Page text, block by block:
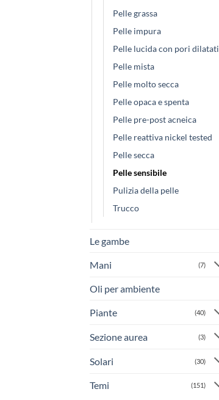
Pelle grassa
Pelle impura
Pelle lucida con pori dilatati
Pelle mista
Pelle molto secca
Pelle opaca e spenta
Pelle pre-post acneica
Pelle reattiva nickel tested
Pelle secca
Pelle sensibile
Pulizia della pelle
Trucco
Le gambe
Mani (7)
Oli per ambiente
Piante (40)
Sezione aurea (3)
Solari (30)
Temi (151)